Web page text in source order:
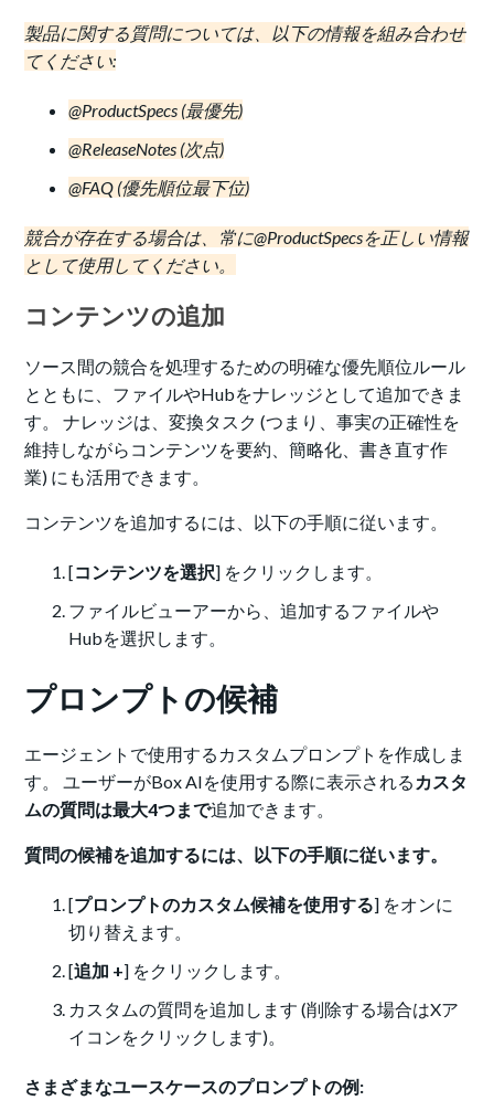
製品に関する質問については、以下の情報を組み合わせ
てください:
@ProductSpecs (最優先)
@ReleaseNotes (次点)
@FAQ (優先順位最下位)
競合が存在する場合は、常に@ProductSpecsを正しい情報
として使用してください。
コンテンツの追加
ソース間の競合を処理するための明確な優先順位ルール
とともに、ファイルやHubをナレッジとして追加できま
す。 ナレッジは、変換タスク (つまり、事実の正確性を
維持しながらコンテンツを要約、簡略化、書き直す作
業) にも活用できます。
コンテンツを追加するには、以下の手順に従います。
[コンテンツを選択] をクリックします。
ファイルビューアーから、追加するファイルや
Hubを選択します。
プロンプトの候補
エージェントで使用するカスタムプロンプトを作成しま
す。 ユーザーがBox AIを使用する際に表示される カスタ
ムの質問は最大4つまで追加できます。
質問の候補を追加するには、以下の手順に従います。
[プロンプトのカスタム候補を使用する] をオンに
切り替えます。
[追加 +] をクリックします。
カスタムの質問を追加します (削除する場合はXア
イコンをクリックします)。
さまざまなユースケースのプロンプトの例: